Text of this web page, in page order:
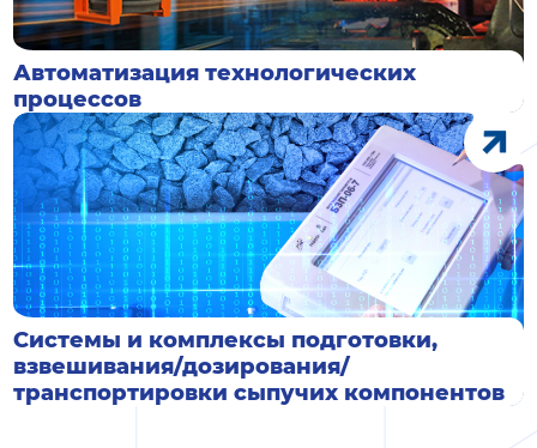
Автоматизация технологических
процессов
Системы и комплексы подготовки,
взвешивания/дозирования/
транспортировки сыпучих компонентов